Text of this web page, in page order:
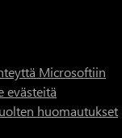
Microsoftiin
evästeitä
huomautukset